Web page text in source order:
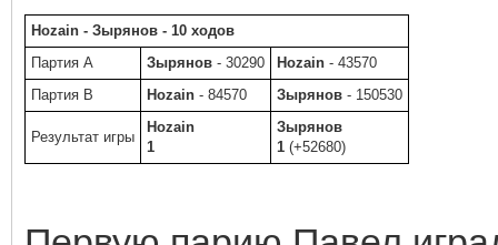
Hozain - Зырянов - 10 ходов
Партия A
Зырянов - 30290 Hozain - 43570
Партия B
Hozain - 84570 Зырянов - 150530
Результат игры
Hozain
1
Зырянов
1 (+52680)